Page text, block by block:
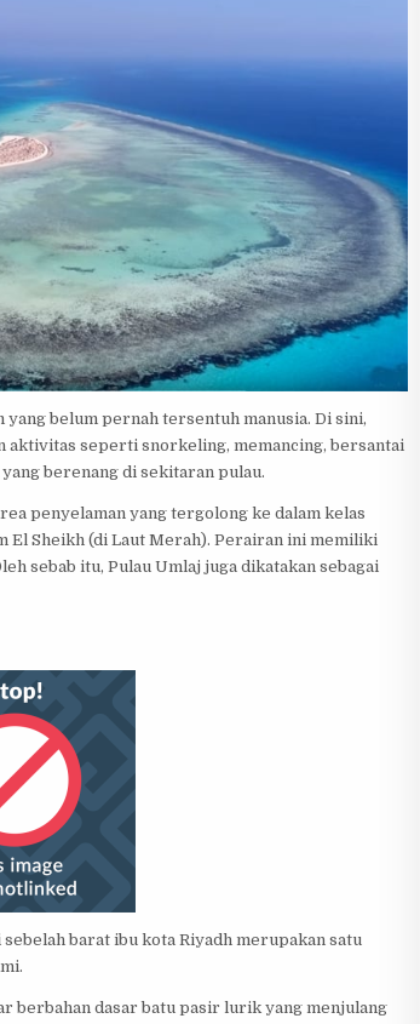
yang belum pernah tersentuh manusia. Di sini,
aktivitas seperti snorkeling, memancing, bersantai
berenang di sekitaran pulau.
penyelaman yang tergolong ke dalam kelas
El Sheikh (di Laut Merah). Perairan ini memiliki
sebab itu, Pulau Umlaj juga dikatakan sebagai
barat ibu kota Riyadh merupakan satu
berbahan dasar batu pasir lurik yang menjulang